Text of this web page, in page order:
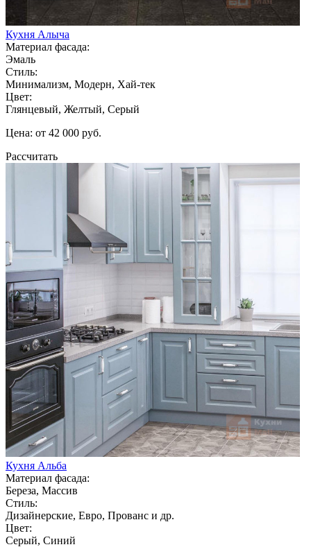
Кухня Алыча
Материал фасада:
Эмаль
Стиль:
Минимализм, Модерн, Хай-тек
Цвет:
Глянцевый, Желтый, Серый
Цена: от 42 000 руб.
Рассчитать
Кухня Альба
Материал фасада:
Береза, Массив
Стиль:
Дизайнерские, Евро, Прованс и др.
Цвет:
Серый, Синий